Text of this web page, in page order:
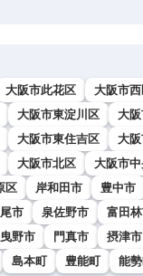
大阪市此花区 大阪市
大阪市東淀川区 大
大阪市東住吉区 大
大阪市北区 大阪市
区 岸和田市 豊中市
市 泉佐野市 富田
野市 門真市 摂津市
島本町 豊能町 能